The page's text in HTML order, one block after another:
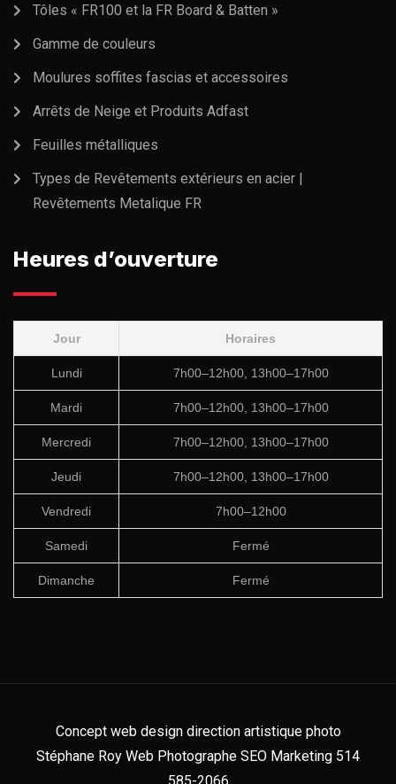
Tôles « FR100 et la FR Board & Batten »
Gamme de couleurs
Moulures soffites fascias et accessoires
Arrêts de Neige et Produits Adfast
Feuilles métalliques
Types de Revêtements extérieurs en acier |
Revêtements Metalique FR
Heures d’ouverture
Jour Horaires
Lundi 7h00–12h00, 13h00–17h00
Mardi 7h00–12h00, 13h00–17h00
Mercredi 7h00–12h00, 13h00–17h00
Jeudi 7h00–12h00, 13h00–17h00
Vendredi 7h00–12h00
Samedi Fermé
Dimanche Fermé
Concept web design direction artistique photo
Stéphane Roy Web Photographe SEO Marketing 514
585-2066